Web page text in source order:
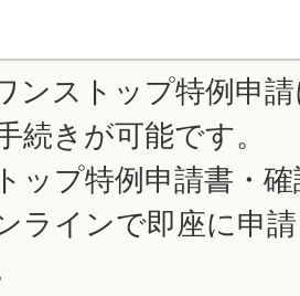
ンストップ特例申
続きが可能です。
ップ特例申請書・
ラインで即座に申